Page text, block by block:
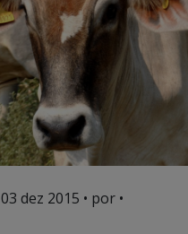
03 dez 2015 • por •